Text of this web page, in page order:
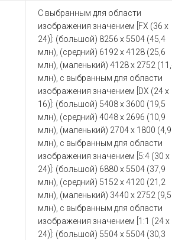
C выбранным для области
изображения значением [FX (36 x
24)]: (большой) 8256 x 5504 (45,4
млн), (средний) 6192 x 4128 (25,6
млн), (маленький) 4128 x 2752
млн), c выбранным для области
изображения значением [DX (24 x
16)]: (большой) 5408 x 3600 (19,5
млн), (средний) 4048 x 2696 (10,9
млн), (маленький) 2704 x 1800 (4,9
млн), c выбранным для области
изображения значением [5:4 (30 x
24)]: (большой) 6880 x 5504 (37,9
млн), (средний) 5152 x 4120 (21,2
млн), (маленький) 3440 x 2752 (9,5
млн), c выбранным для области
изображения значением [1:1 (24 x
24)]: (большой) 5504 x 5504 (30,3